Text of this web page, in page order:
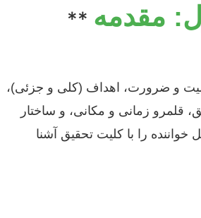
مقدمه **
و ضرورت، اهداف (کلی و جزئی)،
قلمرو زمانی و مکانی، و ساختار
خواننده را با کلیت تحقیق آشنا